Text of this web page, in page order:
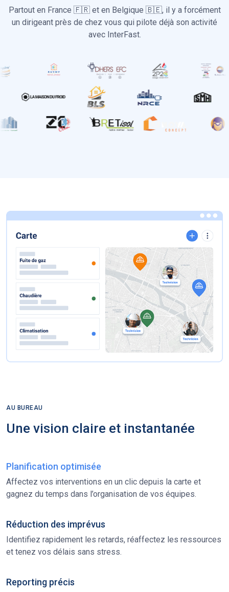
Partout en France 🇫🇷 et en Belgique 🇧🇪, il y a forcément
un dirigeant près de chez vous qui pilote déjà son activité
avec InterFast.
AU BUREAU
Une vision claire et instantanée
Planification optimisée
Affectez vos interventions en un clic depuis la carte et
gagnez du temps dans l’organisation de vos équipes.
Réduction des imprévus
Identifiez rapidement les retards, réaffectez les ressources
et tenez vos délais sans stress.
Reporting précis